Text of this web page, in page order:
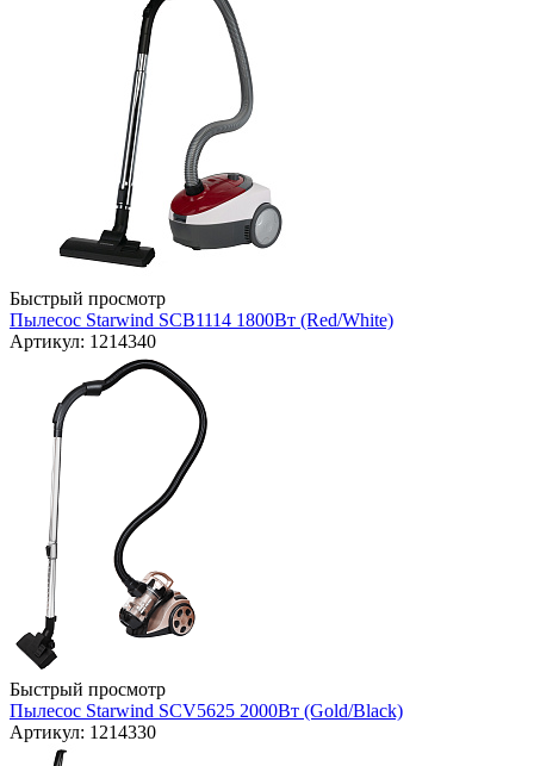
Быстрый просмотр
Пылесос Starwind SCB1114 1800Вт (Red/White)
Артикул: 1214340
Быстрый просмотр
Пылесос Starwind SCV5625 2000Вт (Gold/Black)
Артикул: 1214330